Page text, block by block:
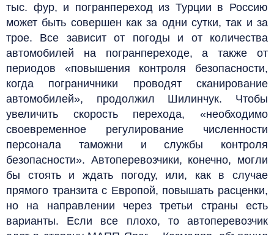
тыс. фур, и погранпереход из Турции в Россию
может быть совершен как за одни сутки, так и за
трое. Все зависит от погоды и от количества
автомобилей на погранпереходе, а также от
периодов «повышения контроля безопасности,
когда пограничники проводят сканирование
автомобилей», продолжил Шилинчук. Чтобы
увеличить скорость перехода, «необходимо
своевременное регулирование численности
персонала таможни и службы контроля
безопасности». Автоперевозчики, конечно, могли
бы стоять и ждать погоду, или, как в случае
прямого транзита с Европой, повышать расценки,
но на направлении через третьи страны есть
варианты. Если все плохо, то автоперевозчик